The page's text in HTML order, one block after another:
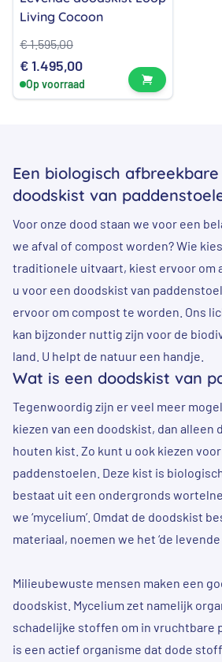
Living Cocoon
€1.595,00
Oorspronkelijke
prijs
€1.495,00Huidige
prijs
Op voorraad Bekijk
Een biologisch
doodskist van
Voor onze dood staan we voor een
we afval of compost worden? Wie
traditionele uitvaart, kiest ervoor om
u voor een doodskist van
ervoor om compost te worden. Ons
kan bijzonder nuttig zijn voor de
land. U helpt de natuur een handje.
Wat is een doodskist van
Tegenwoordig zijn er veel meer
kiezen van een doodskist, dan alleen
houten kist. Zo kunt u ook kiezen
paddenstoelen. Deze kist is
bestaat uit een ondergronds
we ‘mycelium’. Omdat de doodskist
materiaal, noemen we het ‘de levende
Milieubewuste mensen maken een
doodskist. Mycelium zet namelijk
schadelijke stoffen om in vruchtbare
is een actief organisme dat dode